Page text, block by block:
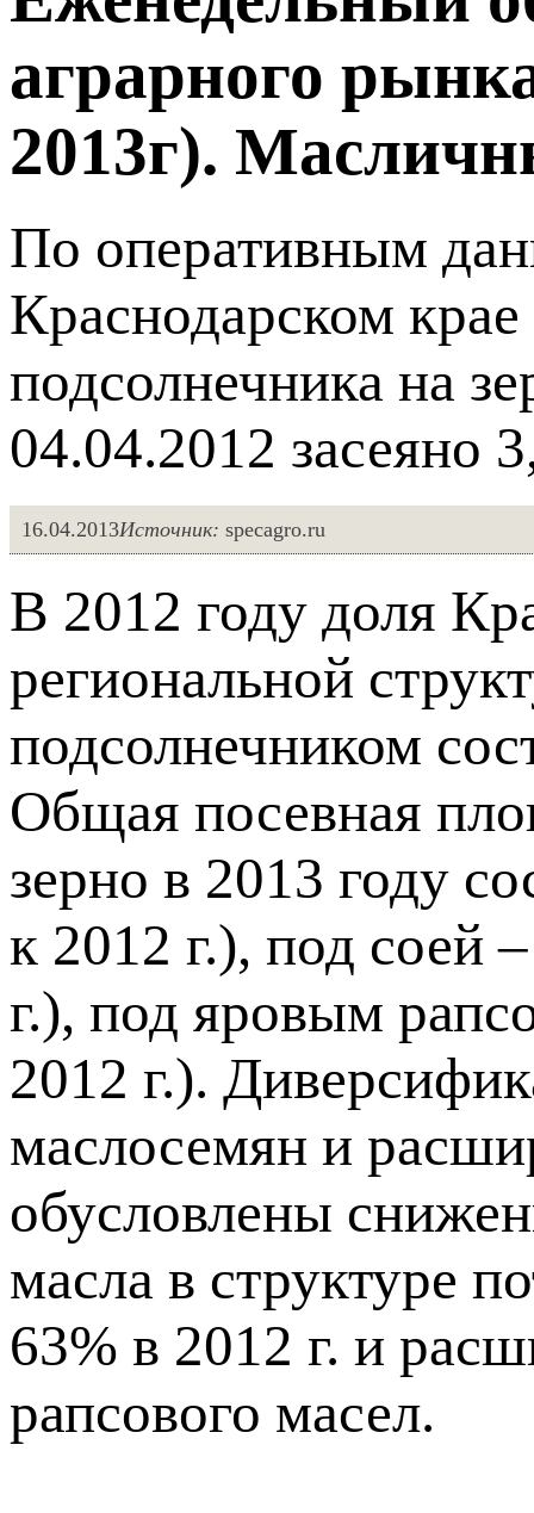
аграрного
2013г).
По оперативным
Краснодарском
подсолнечника на
04.04.2012 засеяно
16.04.2013Источник: specagro.ru
В 2012 году доля
региональной
подсолнечником
Общая посевная
зерно в 2013 году
к 2012 г.), под соей
г.), под яровым
2012 г.).
маслосемян и
обусловлены
масла в структуре
63% в 2012 г. и
рапсового масел.